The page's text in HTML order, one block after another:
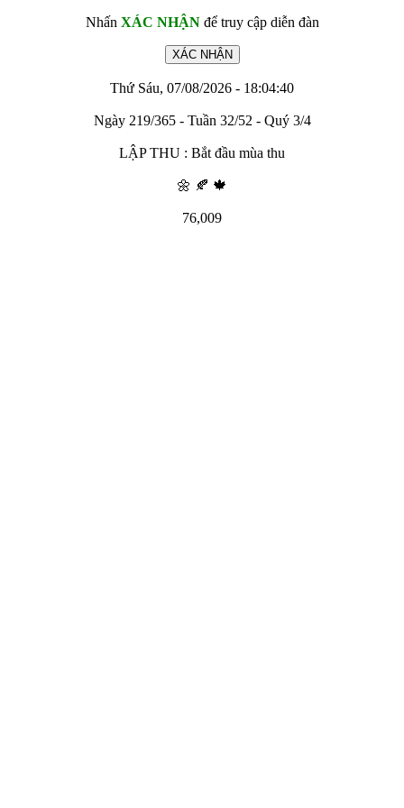
Nhấn XÁC NHẬNđể truy cập diễn đàn
Thứ Sáu, 07/08/2026 - 18:04:40
Ngày 219/365 - Tuần 32/52 - Quý 3/4
LẬP THU : Bắt đầu mùa thu
🌼 🍂 🍁
76,009